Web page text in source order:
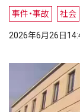
事件・事故 社会
2026年6月26日